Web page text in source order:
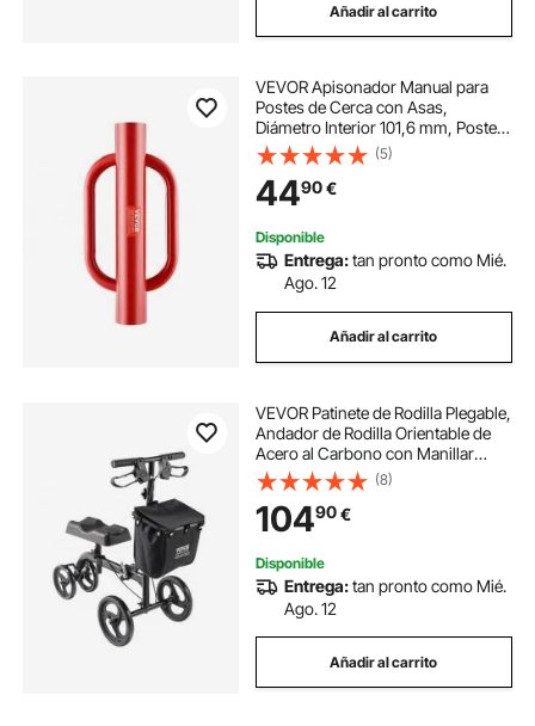
Añadir al carrito
VEVOR Apisonador Manual para
Postes de Cerca con Asas,
Diámetro Interior 101,6 mm, Postes
en T, Acero al Carbono, Resistente,
para Canal en U, Poste de
Señalización y Madera, Rojo, 490 x
242 x 118 mm
(5)
4490€
Disponible
Entrega:tan pronto como Mié.
Ago. 12
Añadir al carrito
VEVOR Patinete de Rodilla Plegable,
Andador de Rodilla Orientable de
Acero al Carbono con Manillar
Ajustable, Ruedas Todo Terreno,
Recuperación de Piernas para
Lesiones de Tobillo Roto, 445-570
mm
(8)
10490€
Disponible
Entrega:tan pronto como Mié.
Ago. 12
Añadir al carrito